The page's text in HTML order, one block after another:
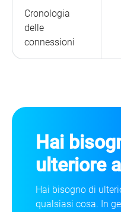
Cronologia
delle
connessioni
Hai
ulteriore
Hai bisogno di
qualsiasi cosa. In